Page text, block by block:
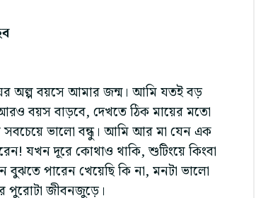
অল্প বয়সে আমার জন্ম। আমি যতই বড়
বয়স বাড়বে, দেখতে ঠিক মায়ের মতো
ভালো বন্ধু। আমি আর মা যেন এক
যখন দূরে কোথাও থাকি, শুটিংয়ে কিংবা
পারেন খেয়েছি কি না, মনটা ভালো
পুরোটা জীবনজুড়ে।